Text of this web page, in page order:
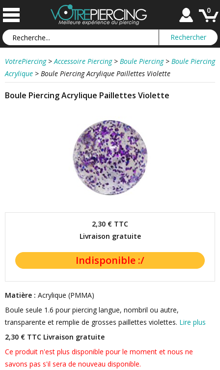
0
VotrePiercing > Accessoire Piercing > Boule Piercing > Boule Piercing
Acrylique > Boule Piercing Acrylique Paillettes Violette
Boule Piercing Acrylique Paillettes Violette
2,30 € TTC
Livraison gratuite
Matière : Acrylique (PMMA)
Boule seule 1.6 pour piercing langue, nombril ou autre,
transparente et remplie de grosses paillettes violettes. Lire plus
2,30 € TTC Livraison gratuite
Ce produit n'est plus disponible pour le moment et nous ne
savons pas s'il sera de nouveau disponible.